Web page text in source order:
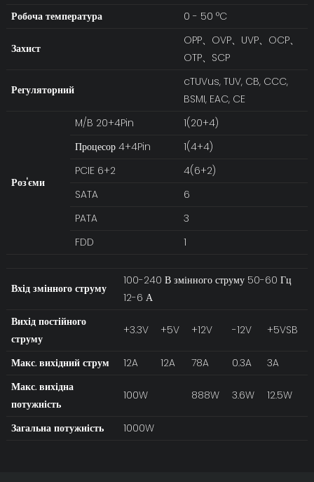
Робоча температура
0 - 50 °C
Захист
OPP、OVP、UVP、OCP、
OTP、SCP
Регуляторний
cTUVus, TUV, CB, CCC,
BSMI, EAC, CE
Роз'єми
M/B 20+4Pin
1(20+4)
Процесор 4+4Pin
1(4+4)
PCIE 6+2
4(6+2)
SATA
6
PATA
3
FDD
1
Вхід змінного струму
100-240 В змінного струму 50-60 Гц
12-6 А
Вихід постійного
струму
+3.3V +5V +12V -12V +5VSB
Макс. вихідний струм 12A 12A 78A 0.3A
3A
Макс. вихідна
потужність
100W 888W 3.6W 12.5W
Загальна потужність 1000W